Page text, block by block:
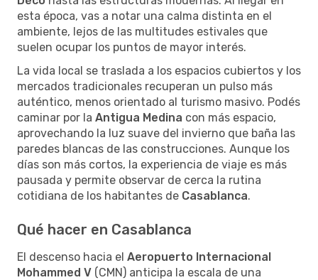
esta época, vas a notar una calma distinta en el
ambiente, lejos de las multitudes estivales que
suelen ocupar los puntos de mayor interés.
La vida local se traslada a los espacios cubiertos y los
mercados tradicionales recuperan un pulso más
auténtico, menos orientado al turismo masivo. Podés
caminar por la Antigua Medina con más espacio,
aprovechando la luz suave del invierno que baña las
paredes blancas de las construcciones. Aunque los
días son más cortos, la experiencia de viaje es más
pausada y permite observar de cerca la rutina
cotidiana de los habitantes de Casablanca.
Qué hacer en Casablanca
El descenso hacia el Aeropuerto Internacional
Mohammed V (CMN) anticipa la escala de una